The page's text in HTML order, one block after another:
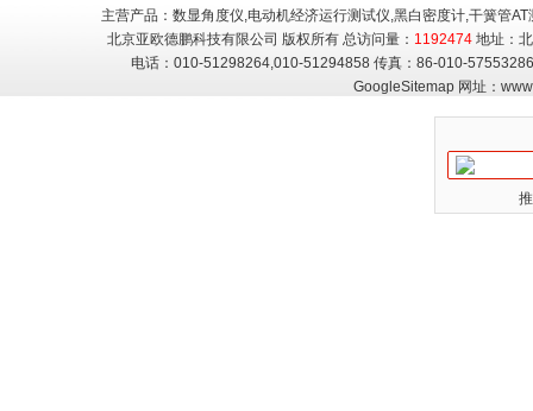
主营产品：数显角度仪,电动机经济运行测试仪,黑白密度计,干簧管
北京亚欧德鹏科技有限公司 版权所有 总访问量： 1192474 地址：
电话：010-51298264,010-51294858 传真：86-010-
GoogleSitemap网址：